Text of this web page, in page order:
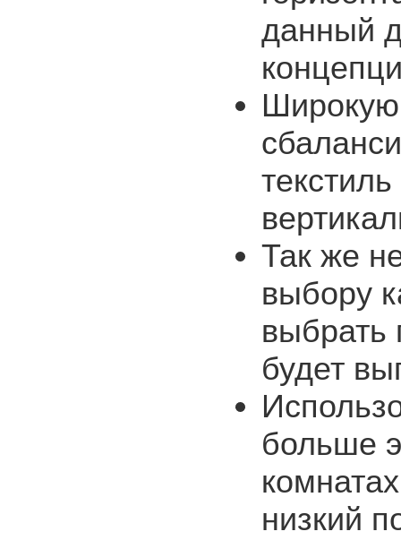
данный
Так же
выбору
выбрать
будет
больше
низкий